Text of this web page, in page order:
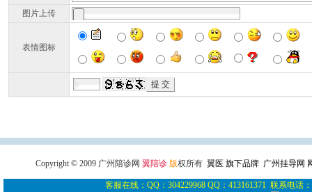
图片上传
表情图标
Copyright © 2009 广州陪诊网 翼陪诊 版权所有 翼医 旗下品牌 广州挂导网
客服在线：QQ：304229968 QQ：413161371 联系电话